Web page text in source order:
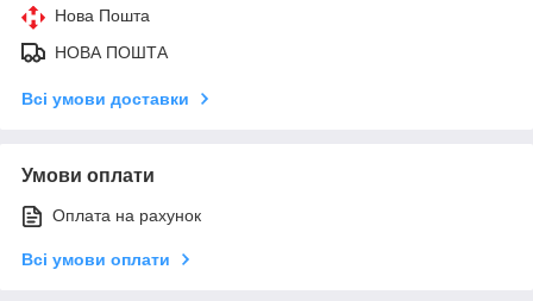
Нова Пошта
НОВА ПОШТА
Всі умови доставки
Умови оплати
Оплата на рахунок
Всі умови оплати